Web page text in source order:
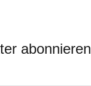
abonnieren